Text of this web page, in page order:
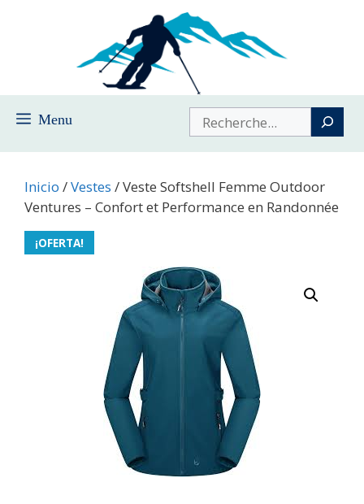
Menu Buscar
Inicio /Vestes / Veste Softshell Femme Outdoor
Ventures – Confort et Performance en Randonnée
¡OFERTA!